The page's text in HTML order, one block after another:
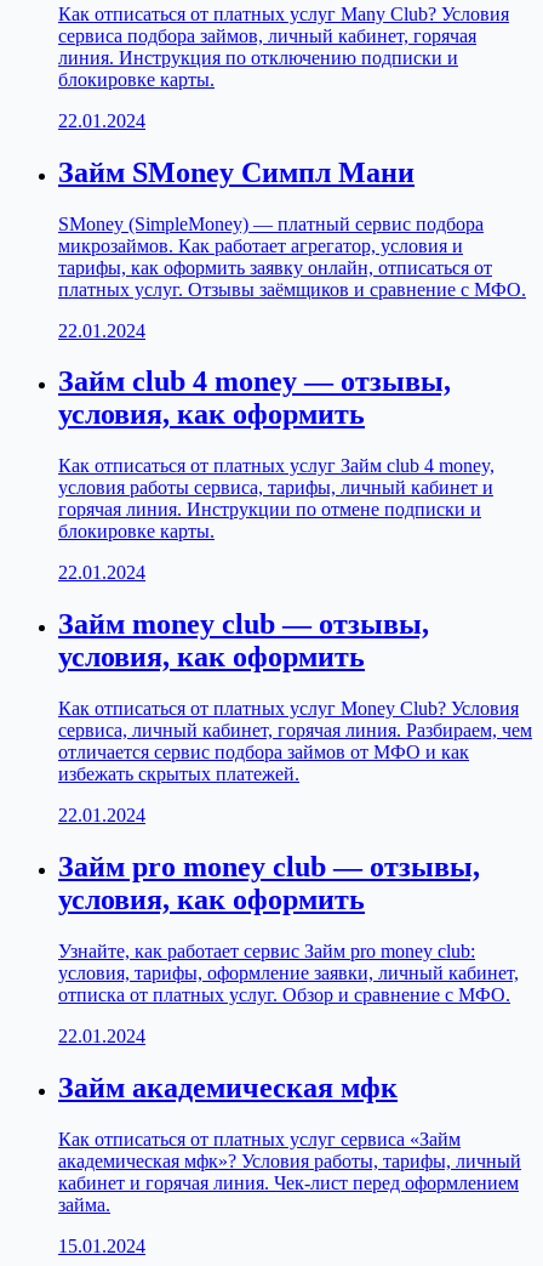
Как отписаться от платных услуг Many Club? Условия
сервиса подбора займов, личный кабинет, горячая
линия. Инструкция по отключению подписки и
блокировке карты.
22.01.2024
Займ SMoney Симпл Мани
SMoney (SimpleMoney) — платный сервис подбора
микрозаймов. Как работает агрегатор, условия и
тарифы, как оформить заявку онлайн, отписаться от
платных услуг. Отзывы заёмщиков и сравнение с МФО.
22.01.2024
Займ club 4 money — отзывы,
условия, как оформить
Как отписаться от платных услуг Займ club 4 money,
условия работы сервиса, тарифы, личный кабинет и
горячая линия. Инструкции по отмене подписки и
блокировке карты.
22.01.2024
Займ money club — отзывы,
условия, как оформить
Как отписаться от платных услуг Money Club? Условия
сервиса, личный кабинет, горячая линия. Разбираем, чем
отличается сервис подбора займов от МФО и как
избежать скрытых платежей.
22.01.2024
Займ pro money club — отзывы,
условия, как оформить
Узнайте, как работает сервис Займ pro money club:
условия, тарифы, оформление заявки, личный кабинет,
отписка от платных услуг. Обзор и сравнение с МФО.
22.01.2024
Займ академическая мфк
Как отписаться от платных услуг сервиса «Займ
академическая мфк»? Условия работы, тарифы, личный
кабинет и горячая линия. Чек-лист перед оформлением
займа.
15.01.2024